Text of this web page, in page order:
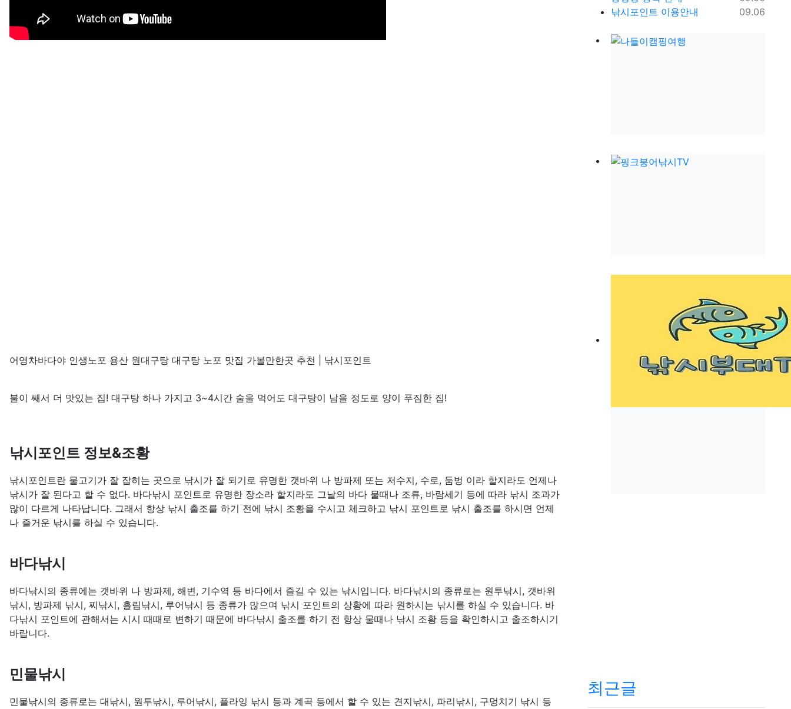
어영차바다야 인생노포 용산 원대구탕 대구탕 노포 맛집 가볼만한곳 추천 | 낚시포인트
불이 쌔서 더 맛있는 집! 대구탕 하나 가지고 3~4시간 술을 먹어도 대구탕이 남을 정도로 양이 푸짐한 집!
낚시포인트 정보&조황
낚시포인트란 물고기가 잘 잡히는 곳으로 낚시가 잘 되기로 유명한 갯바위 나 방파제 또는 저수지, 수로, 둠벙 이라 할지라도 언제나
낚시가 잘 된다고 할 수 없다. 바다낚시 포인트로 유명한 장소라 할지라도 그날의 바다 물때나 조류, 바람세기 등에 따라 낚시 조과가
많이 다르게 나타납니다. 그래서 항상 낚시 출조를 하기 전에 낚시 조황을 수시고 체크하고 낚시 포인트로 낚시 출조를 하시면 언제
나 즐거운 낚시를 하실 수 있습니다.
바다낚시
바다낚시의 종류에는 갯바위 나 방파제, 해변, 기수역 등 바다에서 즐길 수 있는 낚시입니다. 바다낚시의 종류로는 원투낚시, 갯바위
낚시, 방파제 낚시, 찌낚시, 흘림낚시, 루어낚시 등 종류가 많으며 낚시 포인트의 상황에 따라 원하시는 낚시를 하실 수 있습니다. 바
다낚시 포인트에 관해서는 시시 때때로 변하기 때문에 바다낚시 출조를 하기 전 항상 물때나 낚시 조황 등을 확인하시고 출조하시기
바랍니다.
민물낚시
민물낚시의 종류로는 대낚시, 원투낚시, 루어낚시, 플라잉 낚시 등과 계곡 등에서 할 수 있는 견지낚시, 파리낚시, 구멍치기 낚시 등
등록일
09.06
낚시포인트 이용안내
최근글